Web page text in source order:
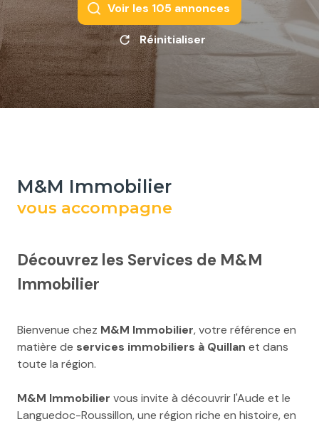
Voir les 105 annonces
Réinitialiser
M&M Immobilier
vous accompagne
Découvrez les Services de M&M
Immobilier
Bienvenue chez M&M Immobilier, votre référence en
matière de services immobiliers à Quillan et dans
toute la région.
M&M Immobilier vous invite à découvrir l'Aude et le
Languedoc-Roussillon, une région riche en histoire, en